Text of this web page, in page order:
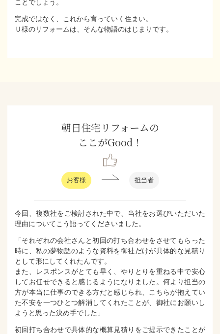
ことでしょう。
完成ではなく、これから育っていく住まい。
Ｕ様のリフォームは、そんな物語のはじまりです。
朝日住宅リフォームの
ここがGood！
お客様 担当者
今回、複数社をご検討された中で、当社をお選びいただいた
理由についてこう語ってくださいました。
「それぞれの会社さんと初回の打ち合わせをさせてもらった
時に、私の夢物語のような資料を御社だけが具体的な見積り
として形にしてくれたんです。
また、レスポンスがとても早く、やりとりを重ねる中で安心
してお任せできると感じるようになりました。何より担当の
方が本当に仕事のできる方だと感じられ、こちらが抱えてい
た不安を一つひとつ解消してくれたことが、御社にお願いし
ようと思った決め手でした」
初回打ち合わせで具体的な概算見積りをご提示できたことが